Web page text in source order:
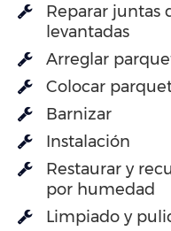
Reparar juntas
levantadas
Arreglar
Colocar
Barnizar
Instalación
Restaurar y
por humedad
Limpiado y